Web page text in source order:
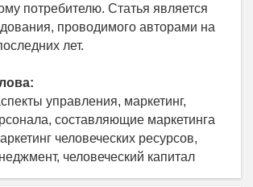
потребителю. Статья является
проводимого авторами на
лет.
управления, маркетинг,
составляющие маркетинга
человеческих ресурсов,
человеческий капитал